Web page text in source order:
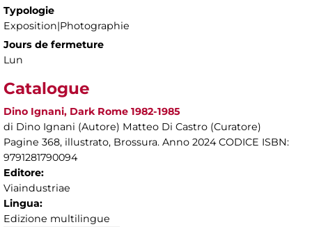
Typologie
Exposition|Photographie
Jours de fermeture
Lun
Catalogue
Dino Ignani, Dark Rome 1982-1985
di Dino Ignani (Autore) Matteo Di Castro (Curatore)
Pagine 368, illustrato, Brossura. Anno 2024 CODICE ISBN:
9791281790094
Editore:
Viaindustriae
Lingua:
Edizione multilingue